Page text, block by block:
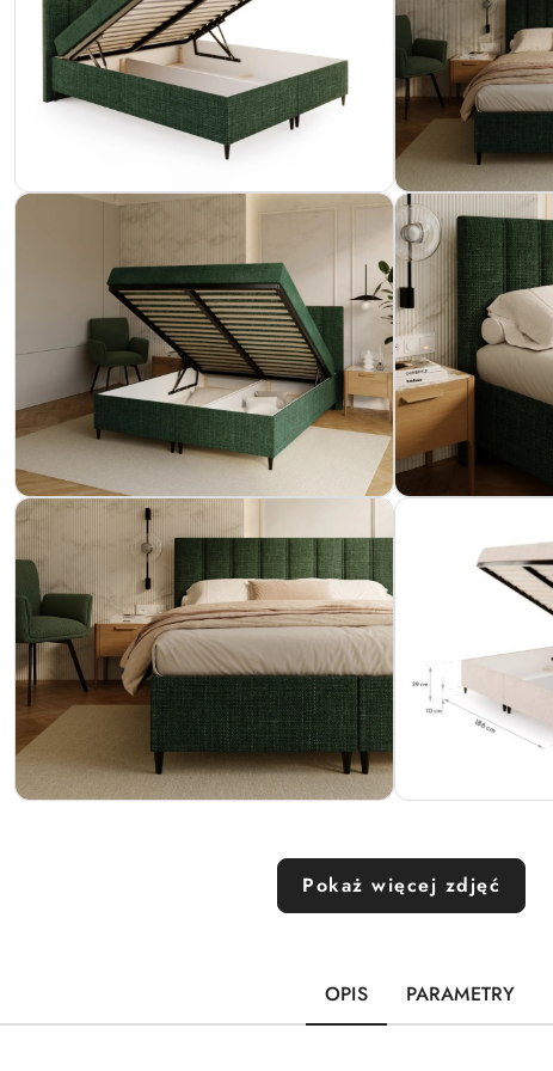
Pokaż więcej zdjęć
OPIS PARAMETRY